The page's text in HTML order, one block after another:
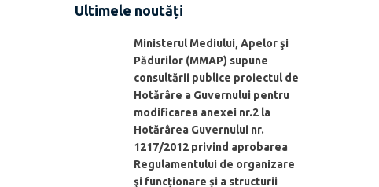
Ultimele noutăți
Ministerul Mediului, Apelor şi
Pădurilor (MMAP) supune
consultării publice proiectul de
Hotărâre a Guvernului pentru
modificarea anexei nr.2 la
Hotărârea Guvernului nr.
1217/2012 privind aprobarea
Regulamentului de organizare
şi funcționare și a structurii